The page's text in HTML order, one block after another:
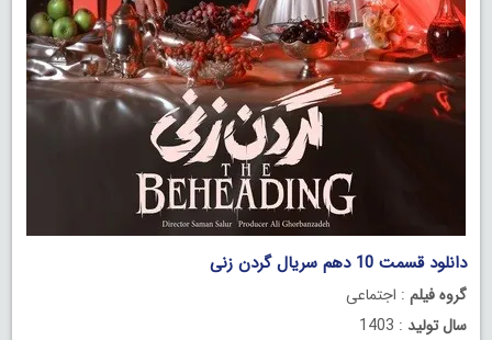
دانلود قسمت 10 دهم سریال گردن زنی
گروه فیلم : اجتماعی
سال تولید : 1403